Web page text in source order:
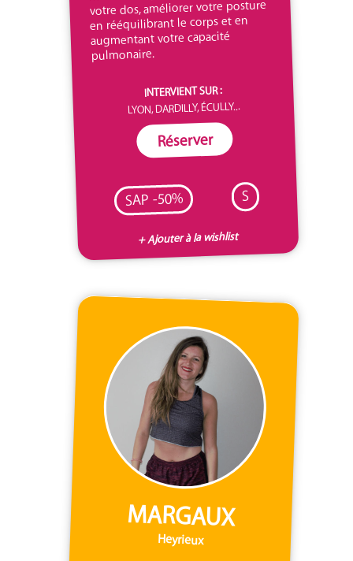
votre dos, améliorer votre posture
en rééquilibrant le corps et en
augmentant votre capacité
pulmonaire.
INTERVIENT SUR :
LYON, DARDILLY, ÉCULLY...
Réserver
SAP -50% S
+ Ajouter à la wishlist
MARGAUX
Heyrieux